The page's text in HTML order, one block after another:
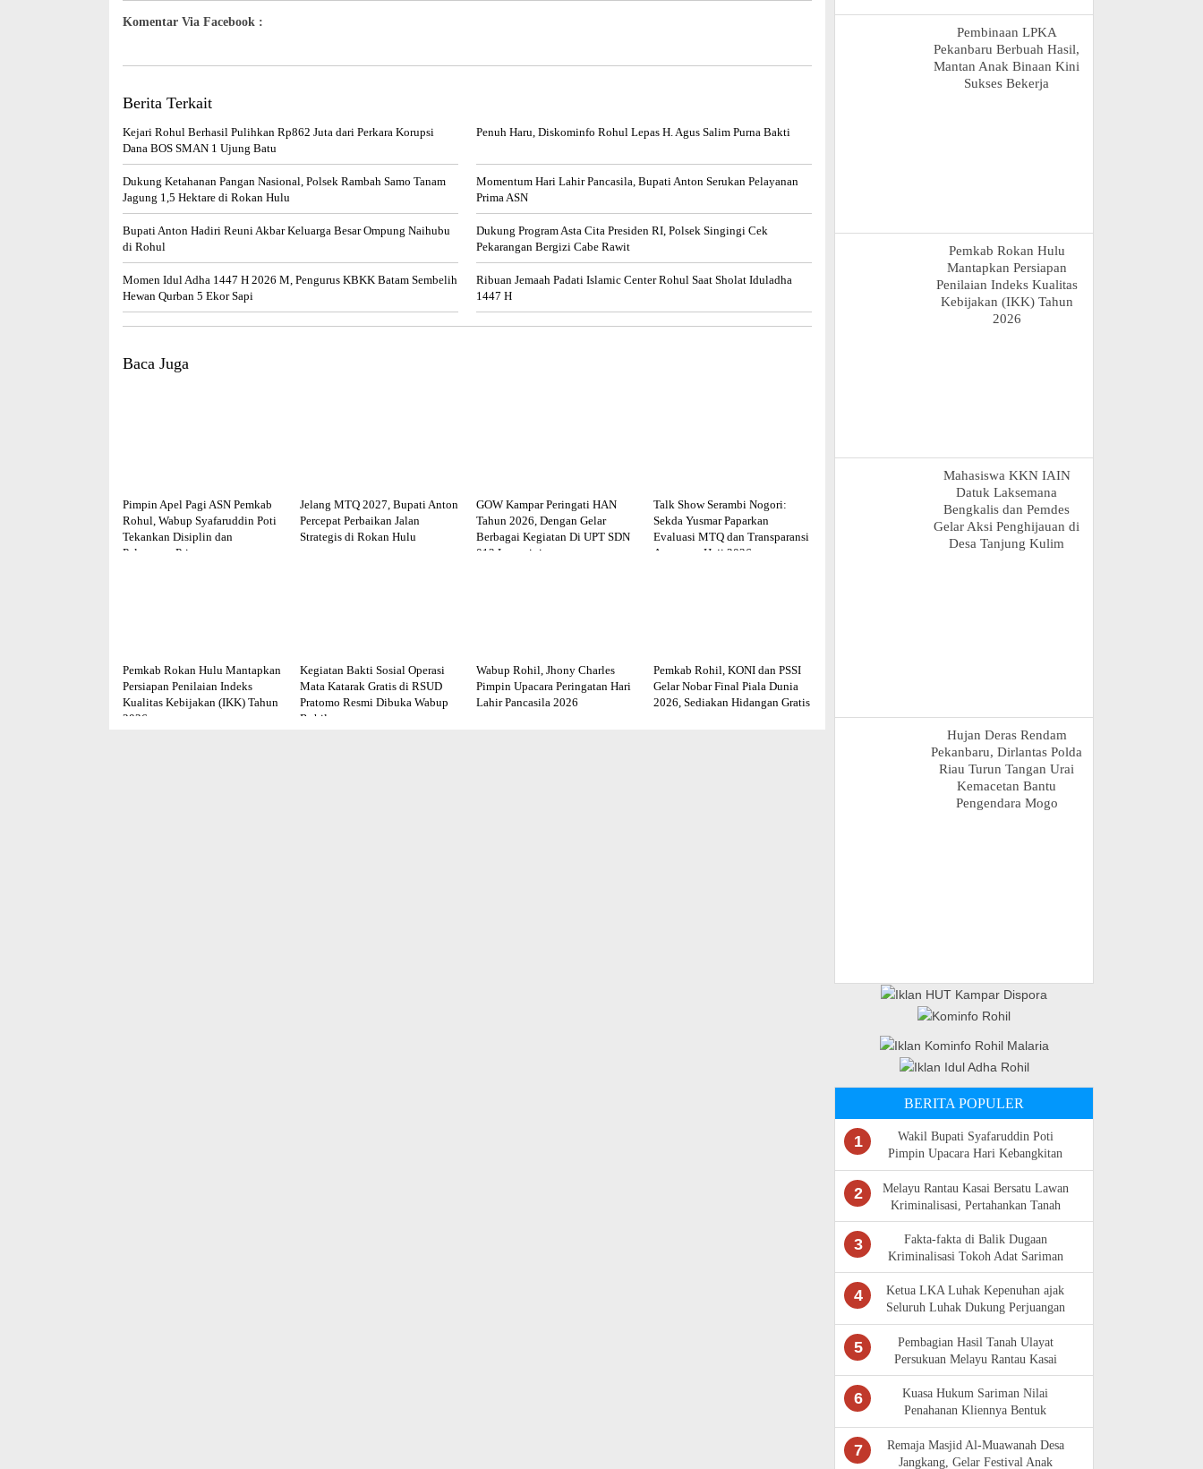
Komentar Via Facebook :
Berita Terkait
Kejari Rohul Berhasil Pulihkan Rp862 Juta dari Perkara Korupsi
Dana BOS SMAN 1 Ujung Batu
Penuh Haru, Diskominfo Rohul Lepas H. Agus Salim Purna Bakti
Dukung Ketahanan Pangan Nasional, Polsek Rambah Samo Tanam
Jagung 1,5 Hektare di Rokan Hulu
Momentum Hari Lahir Pancasila, Bupati Anton Serukan Pelayanan
Prima ASN
Bupati Anton Hadiri Reuni Akbar Keluarga Besar Ompung Naihubu
di Rohul
Dukung Program Asta Cita Presiden RI, Polsek Singingi Cek
Pekarangan Bergizi Cabe Rawit
Momen Idul Adha 1447 H 2026 M, Pengurus KBKK Batam Sembelih
Hewan Qurban 5 Ekor Sapi
Ribuan Jemaah Padati Islamic Center Rohul Saat Sholat Iduladha
1447 H
Baca Juga
Pimpin Apel Pagi ASN Pemkab
Rohul, Wabup Syafaruddin Poti
Tekankan Disiplin dan
Pelayanan Prima
Jelang MTQ 2027, Bupati Anton
Percepat Perbaikan Jalan
Strategis di Rokan Hulu
GOW Kampar Peringati HAN
Tahun 2026, Dengan Gelar
Berbagai Kegiatan Di UPT SDN
012 Langgini
Talk Show Serambi Nogori:
Sekda Yusmar Paparkan
Evaluasi MTQ dan Transparansi
Anggaran Haji 2026
Pemkab Rokan Hulu Mantapkan
Persiapan Penilaian Indeks
Kualitas Kebijakan (IKK) Tahun
2026
Kegiatan Bakti Sosial Operasi
Mata Katarak Gratis di RSUD
Pratomo Resmi Dibuka Wabup
Rohil
Wabup Rohil, Jhony Charles
Pimpin Upacara Peringatan Hari
Lahir Pancasila 2026
Pemkab Rohil, KONI dan PSSI
Gelar Nobar Final Piala Dunia
2026, Sediakan Hidangan Gratis
Pembinaan LPKA
Pekanbaru Berbuah Hasil,
Mantan Anak Binaan Kini
Sukses Bekerja
Pemkab Rokan Hulu
Mantapkan Persiapan
Penilaian Indeks Kualitas
Kebijakan (IKK) Tahun
2026
Mahasiswa KKN IAIN
Datuk Laksemana
Bengkalis dan Pemdes
Gelar Aksi Penghijauan di
Desa Tanjung Kulim
Hujan Deras Rendam
Pekanbaru, Dirlantas Polda
Riau Turun Tangan Urai
Kemacetan Bantu
Pengendara Mogo
BERITA POPULER
1
Wakil Bupati Syafaruddin Poti
Pimpin Upacara Hari Kebangkitan
Nasional Ke -118 di Rokan Hulu
2
Melayu Rantau Kasai Bersatu Lawan
Kriminalisasi, Pertahankan Tanah
Ulayat
3
Fakta-fakta di Balik Dugaan
Kriminalisasi Tokoh Adat Sariman
Siregar
4
Ketua LKA Luhak Kepenuhan ajak
Seluruh Luhak Dukung Perjuangan
Masyarakat Adat Rantau Kasai
5
Pembagian Hasil Tanah Ulayat
Persukuan Melayu Rantau Kasai
Sempat Diwarnai Kericuhan
6
Kuasa Hukum Sariman Nilai
Penahanan Kliennya Bentuk
Kriminalisasi,Bantah Isu Tunggangan
LAM Riau
7
Remaja Masjid Al-Muawanah Desa
Jangkang, Gelar Festival Anak